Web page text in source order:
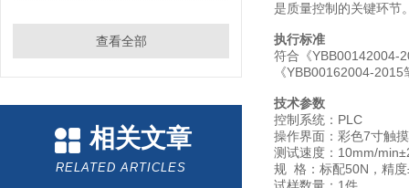
查看全部
相关文章
RELATED ARTICLES
是质量控制的关键环节
执行标准
符合《YBB00142004-
《YBB00162004-
技术参数
控制系统：PLC
操作界面：彩色7寸触
测试速度：10mm/
规 格：标配50N，精